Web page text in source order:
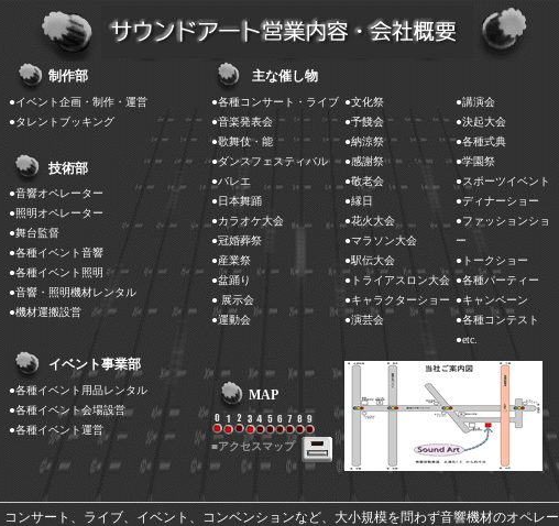
制作部 主な催し物
●イベント企画・制作・運営
●タレントブッキング
●各種コンサート・ライブ
●音楽発表会
●歌舞伎・能
●ダンスフェスティバル
●バレエ
●日本舞踊
●カラオケ大会
●冠婚葬祭
●産業祭
●盆踊り
● 展示会
●運動会
●文化祭
●予餞会
●納涼祭
●感謝祭
●敬老会
●縁日
●花火大会
●マラソン大会
●駅伝大会
●トライアスロン大会
●キャラクターショー
●演芸会
●講演会
●決起大会
●各種式典
●学園祭
●スポーツイベント
●ディナーショー
●ファッションショ
ー
●トークショー
●各種パーティー
●キャンペーン
●各種コンテスト
●etc.
技術部
●音響オペレーター
●照明オペレーター
●舞台監督
●各種イベント音響
●各種イベント照明
●音響・照明機材レンタル
●機材運搬設営
イベント事業部
●各種イベント用品レンタル
●各種イベント会場設営
●各種イベント運営
MAP
■アクセスマップ
コンサート、ライブ、イベント、コンベンションなど、大小規模を問わず音響機材のオペレー